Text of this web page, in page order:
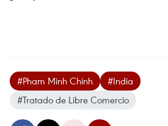
#Pham Minh Chinh
#India
#Tratado de Libre Comercio